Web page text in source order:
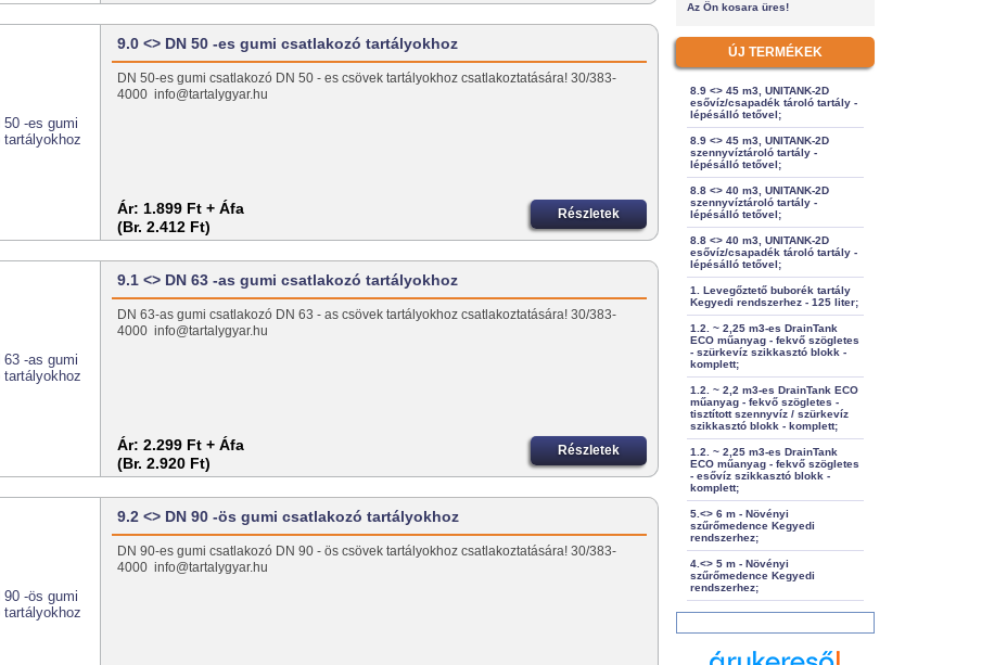
9.0 <> DN 50 -es gumi csatlakozó tartályokhoz
DN 50-es gumi csatlakozó DN 50 - es csövek tartályokhoz csatlakoztatására! 30/383-
4000 info@tartalygyar.hu
Ár: 1.899 Ft + Áfa
(Br. 2.412 Ft)
Részletek
9.1 <> DN 63 -as gumi csatlakozó tartályokhoz
DN 63-as gumi csatlakozó DN 63 - as csövek tartályokhoz csatlakoztatására! 30/383-
4000 info@tartalygyar.hu
Ár: 2.299 Ft + Áfa
(Br. 2.920 Ft)
Részletek
9.2 <> DN 90 -ös gumi csatlakozó tartályokhoz
DN 90-es gumi csatlakozó DN 90 - ös csövek tartályokhoz csatlakoztatására! 30/383-
4000 info@tartalygyar.hu
Az Ön kosara üres!
ÚJ TERMÉKEK
8.9 <> 45 m3, UNITANK-2D
esővíz/csapadék tároló tartály -
lépésálló tetővel;
8.9 <> 45 m3, UNITANK-2D
szennyvíztároló tartály -
lépésálló tetővel;
8.8 <> 40 m3, UNITANK-2D
szennyvíztároló tartály -
lépésálló tetővel;
8.8 <> 40 m3, UNITANK-2D
esővíz/csapadék tároló tartály -
lépésálló tetővel;
1. Levegőztető buborék tartály
Kegyedi rendszerhez - 125 liter;
1.2. ~ 2,25 m3-es DrainTank
ECO műanyag - fekvő szögletes
- szürkevíz szikkasztó blokk -
komplett;
1.2. ~ 2,2 m3-es DrainTank ECO
műanyag - fekvő szögletes -
tisztított szennyvíz / szürkevíz
szikkasztó blokk - komplett;
1.2. ~ 2,25 m3-es DrainTank
ECO műanyag - fekvő szögletes
- esővíz szikkasztó blokk -
komplett;
5.<> 6 m - Növényi
szűrőmedence Kegyedi
rendszerhez;
4.<> 5 m - Növényi
szűrőmedence Kegyedi
rendszerhez;